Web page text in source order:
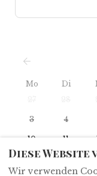
Mo Di
3 4
10 11
17 18
Diese
Wir verwenden